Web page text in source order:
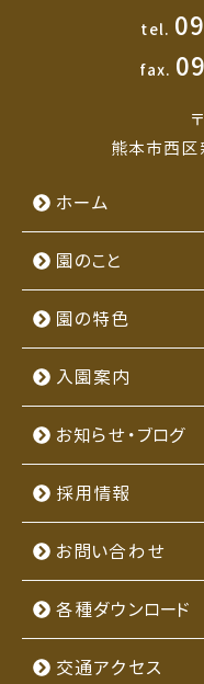
tel.
fax.
熊本市西
ホーム
園のこと
園の特色
入園案内
お知らせ・ブログ
採用情報
お問い合わせ
各種ダウンロード
交通アクセス